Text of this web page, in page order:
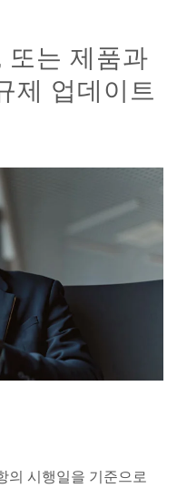
또는 제품과
제 업데이트
의 시행일을 기준으로